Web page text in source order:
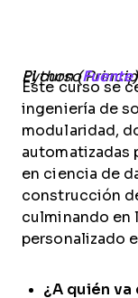
El curso Principios de Ingeniería de Software en Python (Fuente)
Este curso se
ingeniería de
modularidad,
automatizadas
en ciencia de
construcción
culminando en
personalizado
¿A quién